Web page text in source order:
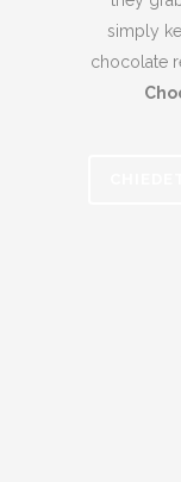
simply
chocolate